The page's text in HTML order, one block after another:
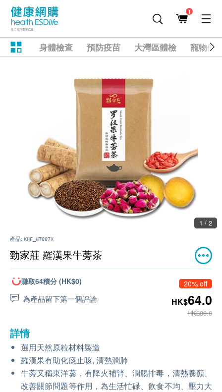
1
身體檢查 預防疫苗 大灣區體檢 寵物健
1 / 2
產品: KHF_HT007X
勁家莊 羅漢果牛蒡茶
賺取64積分 (HK$0)
為產品留下第一個評論
20% off
HK$64.0
HK$80.0
詳情
選用天然原粒材料製造
羅漢果有助化痰止咳, 清熱潤肺
牛蒡又稱東洋蔘，有降火補腎、潤腸排毒，清熱養顏、
改善關節問題等作用，為生活忙碌、飲食不均、壓力大